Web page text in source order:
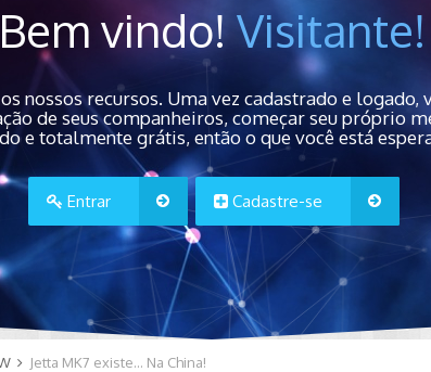
Bem vindo!Visitante!
nossos recursos. Uma vez cadastrado e
de seus companheiros, começar seu próprio
e totalmente grátis, então o que você está
Entrar Cadastre-se
Jetta MK7 existe... Na China!